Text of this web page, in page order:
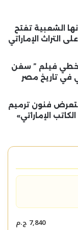
الشعبية تفتح
التراث الإماراتي
فيلم ” سفن
في تاريخ مصر
فنون ترميم
الإماراتي»
7,840 ج.م